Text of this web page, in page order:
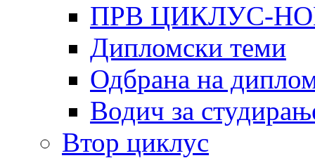
ПРВ ЦИКЛУС-
Дипломски теми
Одбрана на
Водич за
Втор циклус